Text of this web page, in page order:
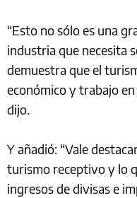
“Esto no sólo es una
industria que necesita
demuestra que el
económico y trabajo
dijo.
Y añadió: “Vale
turismo receptivo y lo
ingresos de divisas e